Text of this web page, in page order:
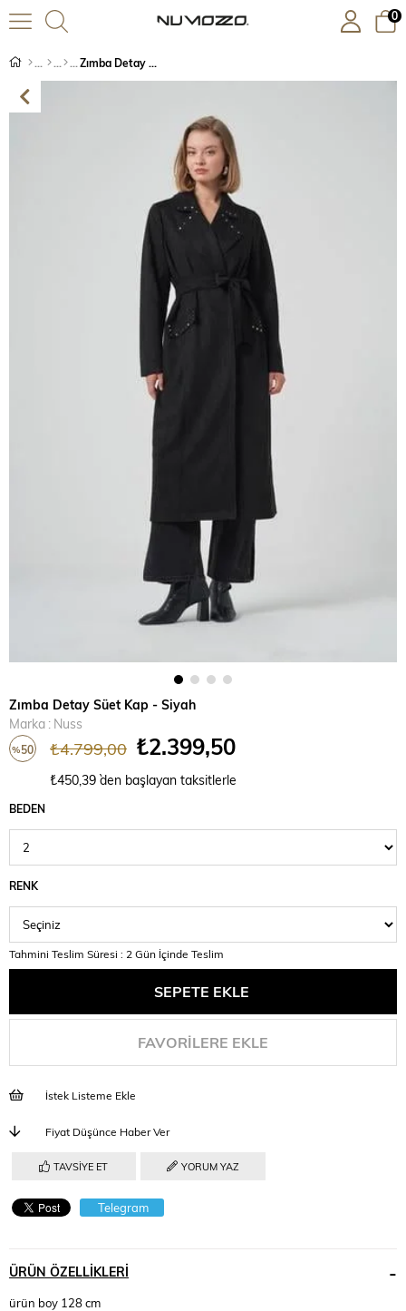
0
Zımba Detay Süet Kap - Siyah
Zımba Detay Süet Kap - Siyah
Marka : Nuss
%50 ₺4.799,00 ₺2.399,50
₺450,39 `den başlayan taksitlerle
BEDEN
RENK
Tahmini Teslim Süresi : 2 Gün İçinde Teslim
FAVORILERE EKLE
İstek Listeme Ekle
Fiyat Düşünce Haber Ver
TAVSIYE ET YORUM YAZ
Telegram
ÜRÜN ÖZELLIKLERI
ürün boy 128 cm